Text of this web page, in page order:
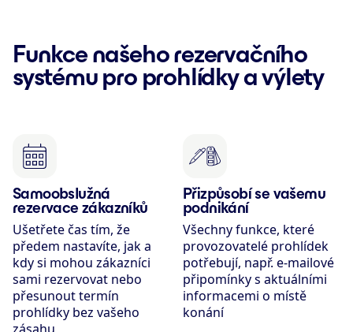
Funkce našeho rezervačního
systému pro prohlídky a výlety
Samoobslužná
rezervace zákazníků
Ušetřete čas tím, že
předem nastavíte, jak a
kdy si mohou zákazníci
sami rezervovat nebo
přesunout termín
prohlídky bez vašeho
Přizpůsobí se vašemu
podnikání
Všechny funkce, které
provozovatelé prohlídek
potřebují, např. e-mailové
připomínky s aktuálními
informacemi o místě
konání